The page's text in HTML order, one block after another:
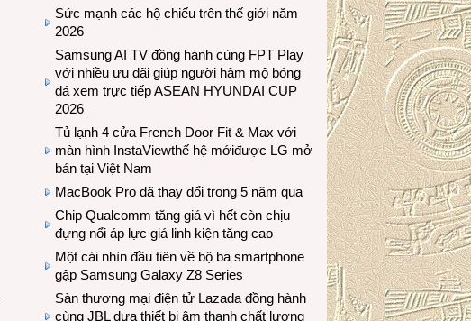
Sức mạnh các hộ chiếu trên thế giới năm
2026
Samsung AI TV đồng hành cùng FPT Play
với nhiều ưu đãi giúp người hâm mộ bóng
đá xem trực tiếp ASEAN HYUNDAI CUP
2026
Tủ lạnh 4 cửa French Door Fit & Max với
màn hình InstaViewthế hệ mớiđược LG mở
bán tại Việt Nam
MacBook Pro đã thay đổi trong 5 năm qua
Chip Qualcomm tăng giá vì hết còn chịu
đựng nổi áp lực giá linh kiện tăng cao
Một cái nhìn đầu tiên về bộ ba smartphone
gập Samsung Galaxy Z8 Series
Sàn thương mại điện tử Lazada đồng hành
cùng JBL dưa thiết bị âm thanh chất lượng